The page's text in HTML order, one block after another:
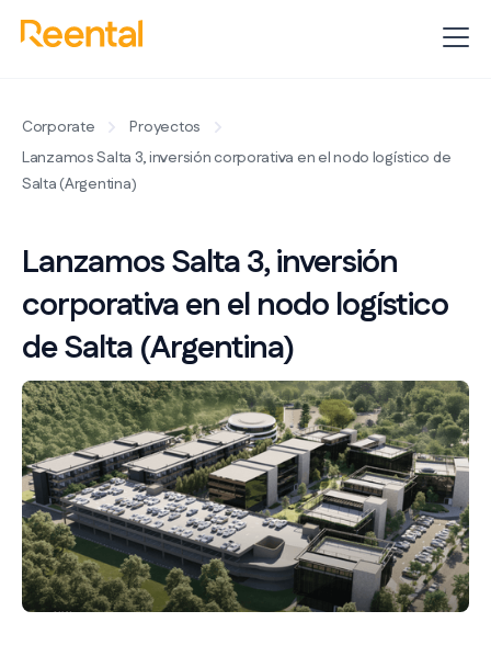
Corporate
Proyectos
Lanzamos Salta 3, inversión corporativa en el nodo logístico de
Salta (Argentina)
Lanzamos Salta 3, inversión
corporativa en el nodo logístico
de Salta (Argentina)